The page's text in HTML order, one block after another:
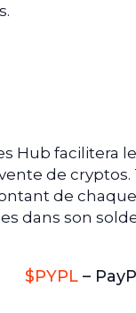
Hub facilitera
de
de
dans son
$PYPL –